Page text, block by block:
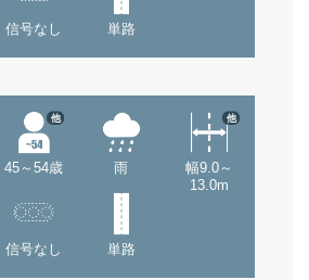
信号なし 単路
45～54歳
他
雨
幅9.0～
13.0m
他
信号なし 単路